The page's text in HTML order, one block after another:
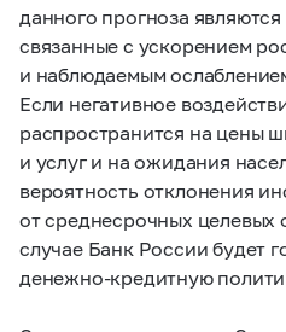
данного прогноза
связанные с ускорением
и наблюдаемым
Если негативное
распространится на цены
и услуг и на ожидания
вероятность отклонения
от среднесрочных целевых
случае Банк России будет
денежно-кредитную